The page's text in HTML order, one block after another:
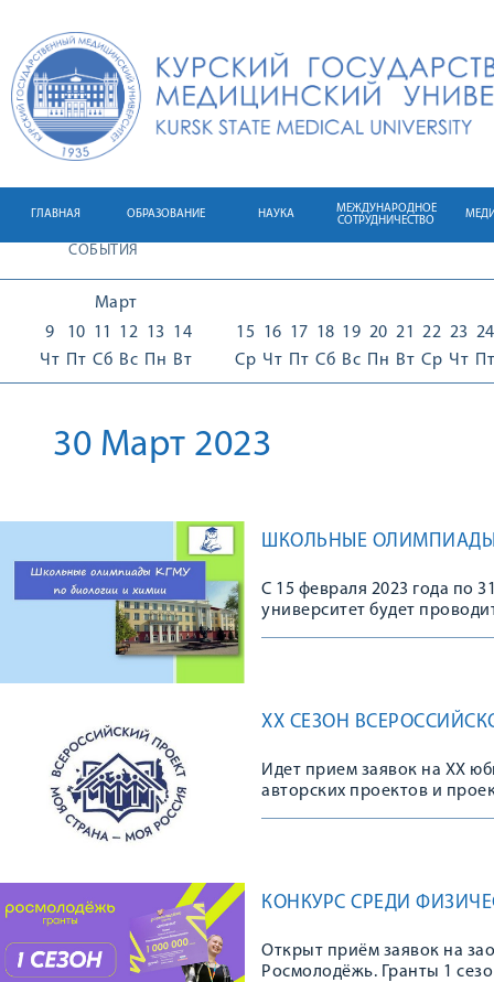
ГЛАВНАЯ ОБРАЗОВАНИЕ НАУКА
МЕЖДУНАРОДНОЕ
СОТРУДНИЧЕСТВО
СОБЫТИЯ
Март
9
Чт
10
Пт
11
Сб
12
Вс
13
Пн
14
Вт
15
Ср
16
Чт
17
Пт
18
Сб
19
Вс
20
Пн
21
Вт
22
Ср
23
Чт
24
Пт
30 Март 2023
ШКОЛЬНЫЕ
С 15 февраля 2023 года по
университет будет
XX СЕЗОН
Идет прием заявок на XX
авторских проектов и
КОНКУРС СРЕДИ
Открыт приём заявок на
Росмолодёжь. Гранты 1